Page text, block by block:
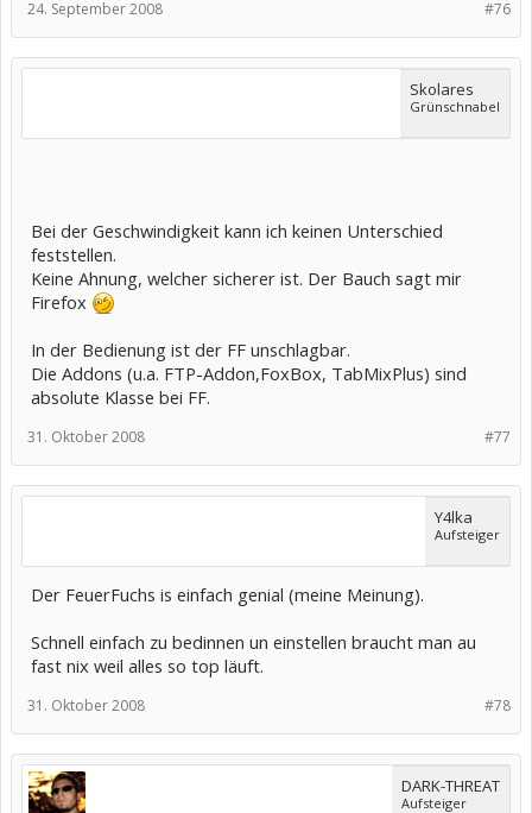
#76
24. September 2008
Skolares
Grünschnabel
Bei der Geschwindigkeit kann ich keinen Unterschied
feststellen.
Keine Ahnung, welcher sicherer ist. Der Bauch sagt mir
Firefox
In der Bedienung ist der FF unschlagbar.
Die Addons (u.a. FTP-Addon,FoxBox, TabMixPlus) sind
absolute Klasse bei FF.
#77
31. Oktober 2008
Y4lka
Aufsteiger
Der FeuerFuchs is einfach genial (meine Meinung).
Schnell einfach zu bedinnen un einstellen braucht man au
fast nix weil alles so top läuft.
#78
31. Oktober 2008
DARK-THREAT
Aufsteiger